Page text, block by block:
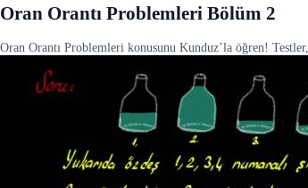
Oran Orantı Problemleri Bölüm 2
Oran Orantı Problemleri konusunu Kunduz’la öğren!